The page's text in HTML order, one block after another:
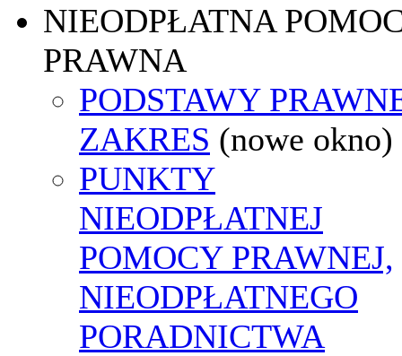
NIEODPŁATNA
PRAWNA
PODSTAWY
ZAKRES (nowe okno)
PUNKTY
NIEODPŁATNEJ
POMOCY PRAWNEJ,
NIEODPŁATNEGO
PORADNICTWA